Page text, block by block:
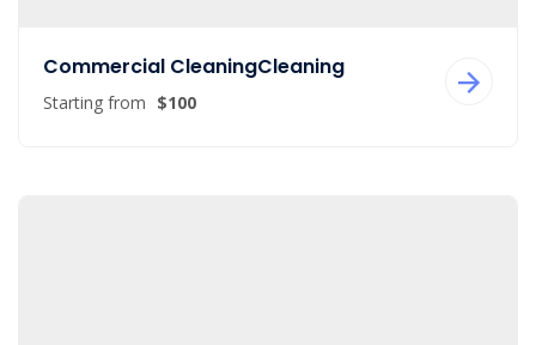
Commercial CleaningCleaning
Starting from $100